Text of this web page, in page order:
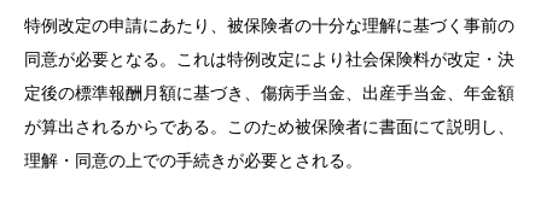
特例改定の申請にあたり、被保険者の十分な理解に基づく事前の
同意が必要となる。これは特例改定により社会保険料が改定・決
定後の標準報酬月額に基づき、傷病手当金、出産手当金、年金額
が算出されるからである。このため被保険者に書面にて説明し、
理解・同意の上での手続きが必要とされる。